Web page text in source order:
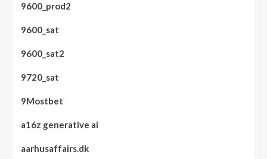
9600_prod2
9600_sat
9600_sat2
9720_sat
9Mostbet
a16z generative ai
aarhusaffairs.dk